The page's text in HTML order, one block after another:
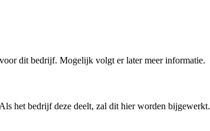
dit bedrijf. Mogelijk volgt er later meer informatie.
het bedrijf deze deelt, zal dit hier worden bijgewerkt.